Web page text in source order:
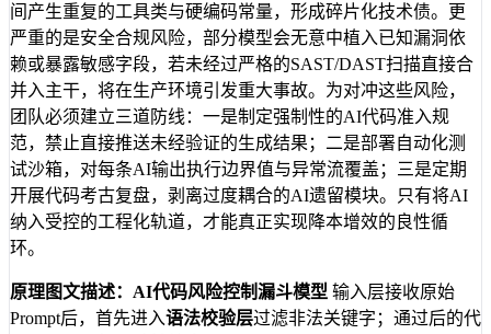
间产生重复的工具类与硬编码常量，形成碎片化技术债。更
严重的是安全合规风险，部分模型会无意中植入已知漏洞依
赖或暴露敏感字段，若未经过严格的SAST/DAST扫描直接合
并入主干，将在生产环境引发重大事故。为对冲这些风险，
团队必须建立三道防线：一是制定强制性的AI代码准入规
范，禁止直接推送未经验证的生成结果；二是部署自动化测
试沙箱，对每条AI输出执行边界值与异常流覆盖；三是定期
开展代码考古复盘，剥离过度耦合的AI遗留模块。只有将AI
纳入受控的工程化轨道，才能真正实现降本增效的良性循
环。
原理图文描述：AI代码风险控制漏斗模型 输入层接收原始
Prompt后，首先进入语法校验层过滤非法关键字；通过后的代